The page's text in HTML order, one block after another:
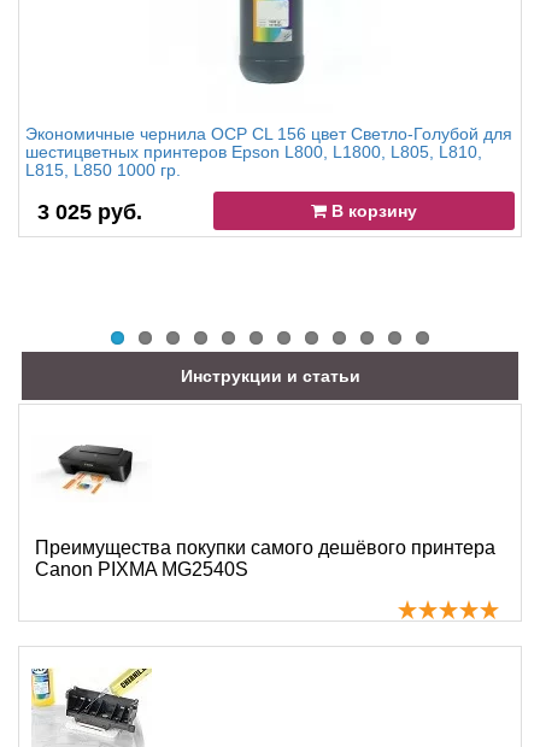
Экономичные чернила OCP CL 156 цвет Светло-Голубой для
шестицветных принтеров Epson L800, L1800, L805, L810,
L815, L850 1000 гр.
3 025 руб. В корзину
Инструкции и статьи
Преимущества покупки самого дешёвого принтера
Canon PIXMA MG2540S